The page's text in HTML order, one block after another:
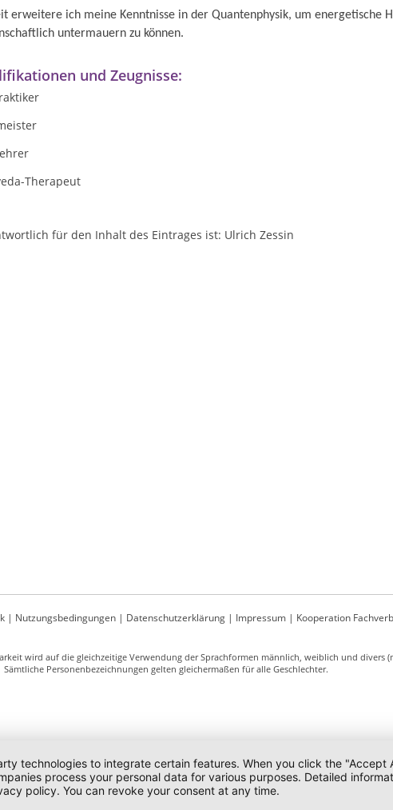
erweitere ich meine Kenntnisse in der Quantenphysik, um energetische
untermauern zu können.
und Zeugnisse:
Therapeut
für den Inhalt des Eintrages ist: Ulrich Zessin
| Nutzungsbedingungen| Datenschutzerklärung| Impressum| Kooperation
wird auf die gleichzeitige Verwendung der Sprachformen männlich, weiblich und divers
Sämtliche Personenbezeichnungen gelten gleichermaßen für alle Geschlechter.
technologies to integrate certain features. When you click the
process your personal data for various purposes. Detailed
policy. You can revoke your consent at any time.